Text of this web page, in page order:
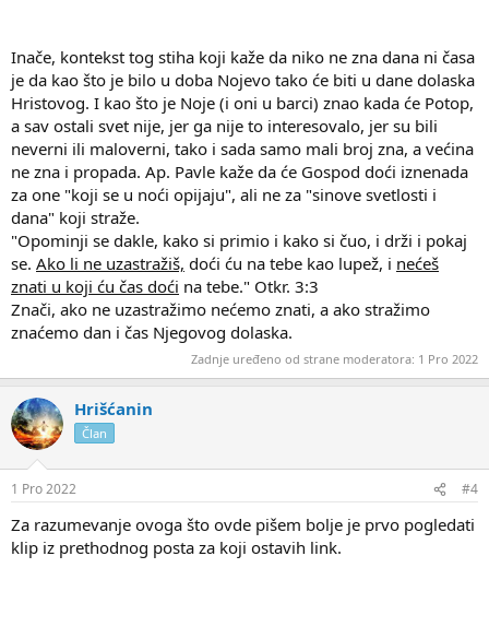
Inače, kontekst tog stiha koji kaže da niko ne zna dana ni časa
je da kao što je bilo u doba Nojevo tako će biti u dane dolaska
Hristovog. I kao što je Noje (i oni u barci) znao kada će Potop,
a sav ostali svet nije, jer ga nije to interesovalo, jer su bili
neverni ili maloverni, tako i sada samo mali broj zna, a većina
ne zna i propada. Ap. Pavle kaže da će Gospod doći iznenada
za one "koji se u noći opijaju", ali ne za "sinove svetlosti i
dana" koji straže.
"Opominji se dakle, kako si primio i kako si čuo, i drži i pokaj
se. Ako li ne uzastražiš, doći ću na tebe kao lupež, i nećeš
znati u koji ću čas doći na tebe." Otkr. 3:3
Znači, ako ne uzastražimo nećemo znati, a ako stražimo
znaćemo dan i čas Njegovog dolaska.
Zadnje uređeno od strane moderatora: 1 Pro 2022
Hrišćanin
Član
1 Pro 2022 #4
Za razumevanje ovoga što ovde pišem bolje je prvo pogledati
klip iz prethodnog posta za koji ostavih link.